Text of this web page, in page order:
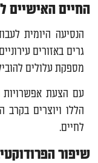
החיים האישיים
הנסיעה היומית
גרים באזורים
מספקת עלולים
עם הצעת אפשרויות
הללו ויוצרים בקרב
לחיים.
שיפור